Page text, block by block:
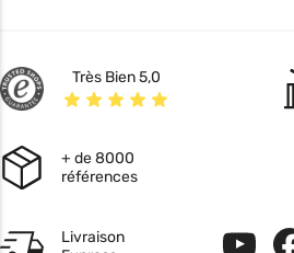
Très Bien 5,0
+ de 8000
références
Livraison